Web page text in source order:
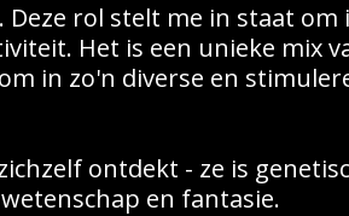
rol stelt me in staat om
Het is een unieke mix
in zo'n diverse en
ontdekt - ze is
en fantasie.